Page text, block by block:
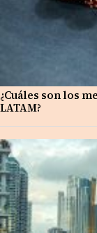
¿Cuáles son los
LATAM?